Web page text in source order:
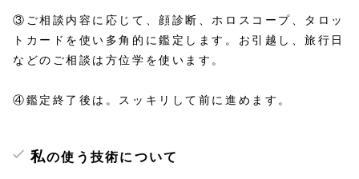
③ご相談内容に応じて、顔診断、ホロスコープ、タロッ
トカードを使い多角的に鑑定します。お引越し、旅行日
などのご相談は方位学を使います。
④鑑定終了後は。スッキリして前に進めます。
私の使う技術について